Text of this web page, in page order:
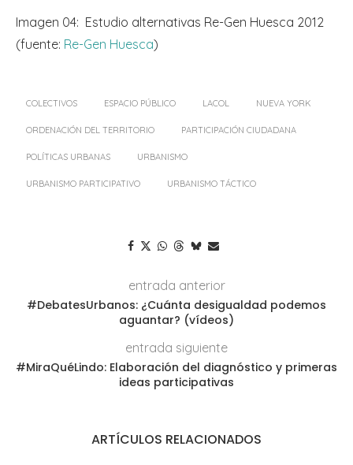
Imagen 04: Estudio alternativas Re-Gen Huesca 2012
(fuente: Re-Gen Huesca)
COLECTIVOS ESPACIO PÚBLICO LACOL NUEVA YORK
ORDENACIÓN DEL TERRITORIO PARTICIPACIÓN CIUDADANA
POLÍTICAS URBANAS URBANISMO
URBANISMO PARTICIPATIVO URBANISMO TÁCTICO
entrada anterior
#DebatesUrbanos: ¿Cuánta desigualdad podemos
aguantar? (vídeos)
entrada siguiente
#MiraQuéLindo: Elaboración del diagnóstico y primeras
ideas participativas
ARTÍCULOS RELACIONADOS